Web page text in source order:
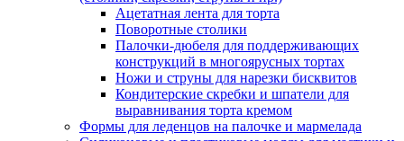
Ацетатная лента для торта
Поворотные столики
Палочки-дюбеля для поддерживающих
конструкций в многоярусных тортах
Ножи и струны для нарезки бисквитов
Кондитерские скребки и шпатели для
выравнивания торта кремом
Формы для леденцов на палочке и мармелада